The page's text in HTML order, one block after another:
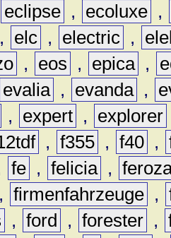
eclipse , ecoluxe ,
, elc , electric ,
, eos , epica ,
evalia , evanda ,
, expert , explorer
, f355 , f40 ,
fe , felicia ,
, firmenfahrzeuge ,
, ford , forester ,